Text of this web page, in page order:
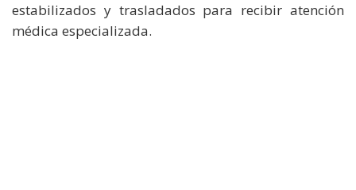
estabilizados y trasladados para recibir atención
médica especializada.